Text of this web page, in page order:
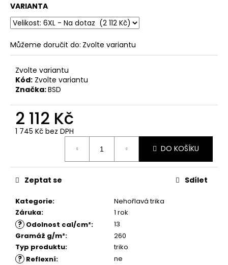
VARIANTA
Můžeme doručit do: Zvolte variantu
Zvolte variantu
Kód: Zvolte variantu
Značka:BSD
2 112 Kč
1 745 Kč bez DPH
DO KOŠÍKU
Kategorie:
Nehořlavá trika
Záruka: 1 rok
? Odolnost cal/cm²:
13
Gramáž g/m²:
260
Typ produktu: triko
? Reflexní: ne
Zeptat se Sdílet
o
p
o
r
u
č
u
m